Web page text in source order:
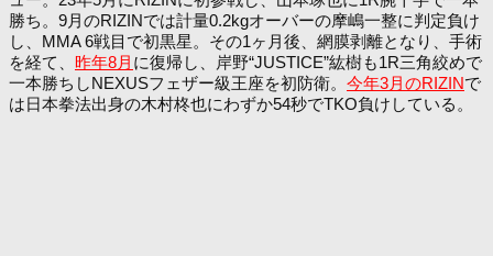
勝ち。9月のRIZINでは計量0.2kgオーバーの摩嶋一整に判定負け
し、MMA 6戦目で初黒星。その1ヶ月後、網膜剥離となり、手術
を経て、 昨年8月 に復帰し、岸野“JUSTICE”紘樹も1R三角絞めで
一本勝ちしNEXUSフェザー級王座を初防衛。 今年3月のRIZINで
は日本拳法出身の木村柊也にわずか54秒でTKO負けしている。